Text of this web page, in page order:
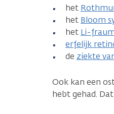
het
het Bloom
het Li-
erfelijk
de ziekte
Ook kan een
hebt gehad.